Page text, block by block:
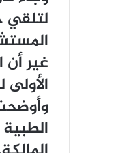
ﻟﺘﻠﻘﻲ
ﻏﻴﺮ
ﺍﻷﻭﻟﻰ